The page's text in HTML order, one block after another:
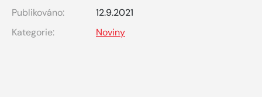
Publikováno:
12.9.2021
Kategorie:
Noviny